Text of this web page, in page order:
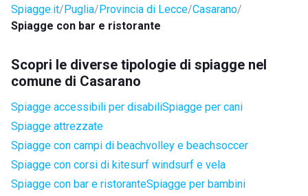
Spiagge.it Puglia Provincia di Lecce Casarano
Spiagge con bar e ristorante
Scopri le diverse tipologie di spiagge nel
comune di Casarano
Spiagge accessibili per disabiliSpiagge per cani
Spiagge attrezzate
Spiagge con campi di beachvolley e beachsoccer
Spiagge con corsi di kitesurf windsurf e vela
Spiagge con bar e ristoranteSpiagge per bambini